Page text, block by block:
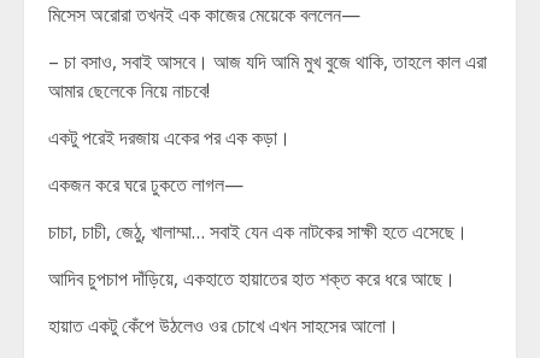
মিসেস অরোরা তখনই এক কাজের মেয়েকে বললেন—
– চা বসাও, সবাই আসবে। আজ যদি আমি মুখ বুজে থাকি, তাহলে কাল এরা
আমার ছেলেকে নিয়ে নাচবে!
একটু পরেই দরজায় একের পর এক কড়া।
একজন করে ঘরে ঢুকতে লাগল—
চাচা, চাচী, জেঠু, খালাম্মা… সবাই যেন এক নাটকের সাক্ষী হতে এসেছে।
আদিব চুপচাপ দাঁড়িয়ে, একহাতে হায়াতের হাত শক্ত করে ধরে আছে।
হায়াত একটু কেঁপে উঠলেও ওর চোখে এখন সাহসের আলো।